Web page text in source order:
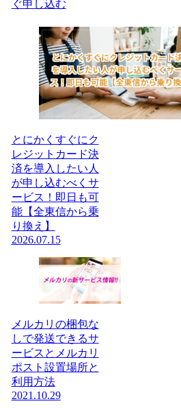
ぐ申し込む
とにかくすぐにク
レジットカード決
済を導入したい人
が申し込むべくサ
ービス！即日も可
能【全東信から乗
り換え】
2026.07.15
メルカリの梱包な
しで発送できるサ
ービスとメルカリ
ポスト設置場所と
利用方法
2021.10.29